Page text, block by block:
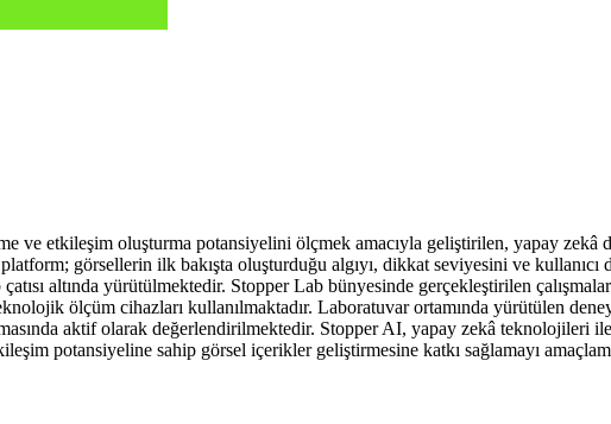
ve etkileşim oluşturma potansiyelini ölçmek amacıyla geliştirilen, yapay
görsellerin ilk bakışta oluşturduğu algıyı, dikkat seviyesini ve kullanıcı
altında yürütülmektedir. Stopper Lab bünyesinde gerçekleştirilen
ölçüm cihazları kullanılmaktadır. Laboratuvar ortamında yürütülen
aktif olarak değerlendirilmektedir. Stopper AI, yapay zekâ teknolojileri
potansiyeline sahip görsel içerikler geliştirmesine katkı sağlamayı